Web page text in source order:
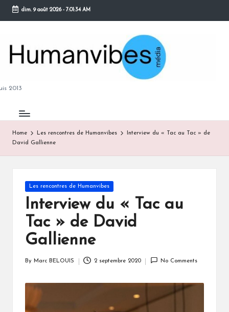
Skip
content
dim. 9 août 2026- 7:01:35 AM
2013
Home Les rencontres de Humanvibes
Interview du « Tac au Tac » de
David Gallienne
Posted
in
Les rencontres de Humanvibes
Interview du « Tac au
Tac » de David
Gallienne
By Marc BELOUIS 2 septembre 2020 No Comments